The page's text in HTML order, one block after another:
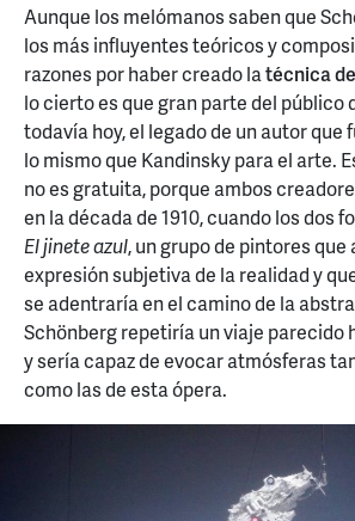
Aunque los melómanos saben que
los más influyentes teóricos y
razones por haber creado latécnica
lo cierto es que gran parte del público
todavía hoy, el legado de un autor que
lo mismo que Kandinsky para el arte.
no es gratuita, porque ambos
en la década de 1910, cuando los dos
El jinete azul, un grupo de pintores
expresión subjetiva de la realidad y
se adentraría en el camino de la
Schönberg repetiría un viaje parecido
y sería capaz de evocar atmósferas
como las de esta ópera.